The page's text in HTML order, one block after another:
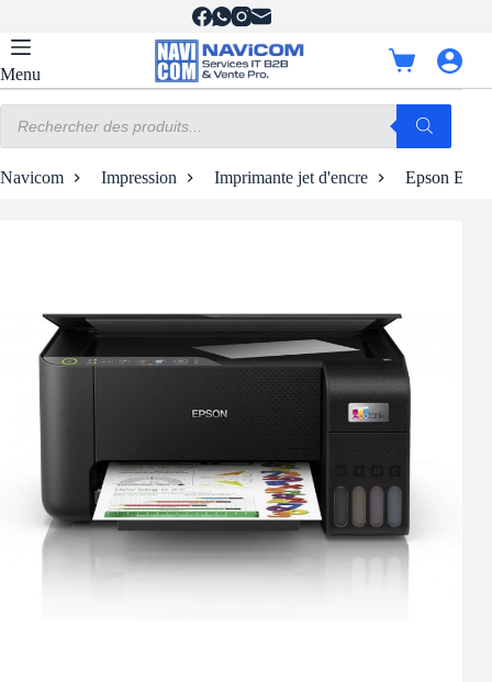
contenu
Menu
Panier
d’achat
produits
Navicom Impression Imprimante jet d'encre Epson